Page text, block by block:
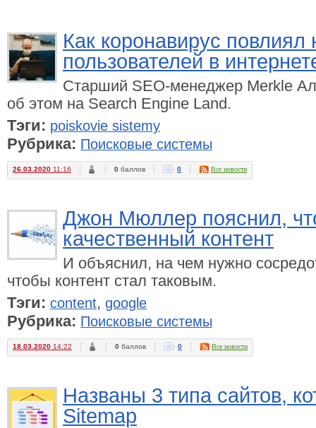
Как коронавирус повлиял
пользователей в
Старший SEO-менеджер Merkle
об этом на Search Engine Land.
Тэги: poiskovie sistemy
Рубрика: Поисковые системы
26.03.2020 11:16 0 баллов 0 Все новости
Джон Мюллер пояснил,
качественный контент
И объяснил, на чем нужно
чтобы контент стал таковым.
Тэги: content, google
Рубрика: Поисковые системы
18.03.2020 14:22 0 баллов 0 Все новости
Названы 3 типа сайтов,
Sitemap